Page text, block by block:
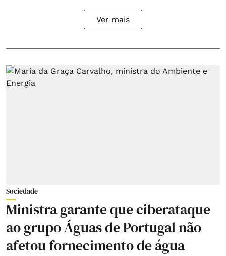
Ver mais
Sociedade
Ministra garante que ciberataque
ao grupo Águas de Portugal não
afetou fornecimento de água